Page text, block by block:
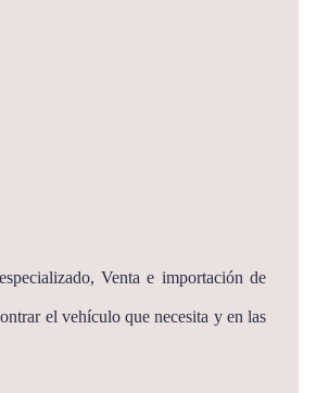
Venta e importación de
el vehículo que necesita y en las